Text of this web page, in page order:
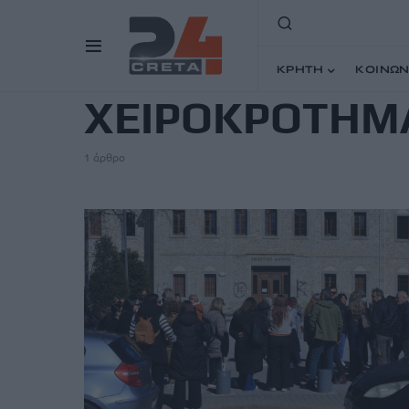
ΚΡΗΤΗ
1 άρθρο